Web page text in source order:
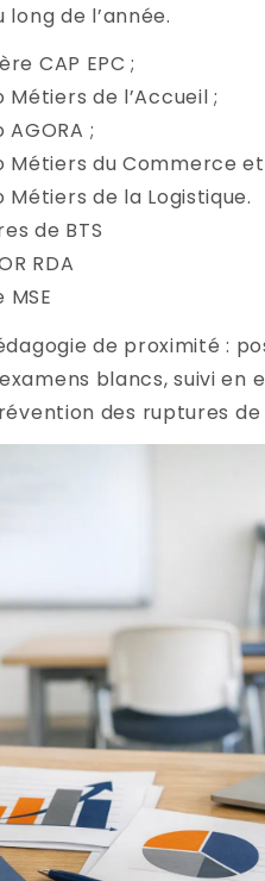
de l’année.
CAP EPC ;
Métiers de l’Accueil ;
;
Métiers du Commerce
Métiers de la Logistique.
de BTS
RDA
de proximité :
blancs, suivi
des ruptures